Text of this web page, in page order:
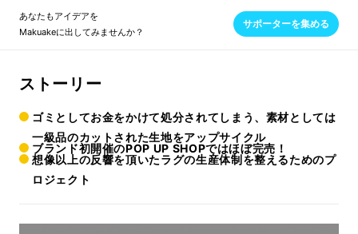
あなたもアイデアを
Makuakeに出してみませんか？
サポーターを集める
ストーリー
ゴミとしてお金をかけて処分されてしまう、素材としては
一級品のカットされた生地をアップサイクル
ブランド初開催のPOP UP SHOPではほぼ完売！
想像以上の反響を頂いたラグの生産体制を整えるためのプ
ロジェクト